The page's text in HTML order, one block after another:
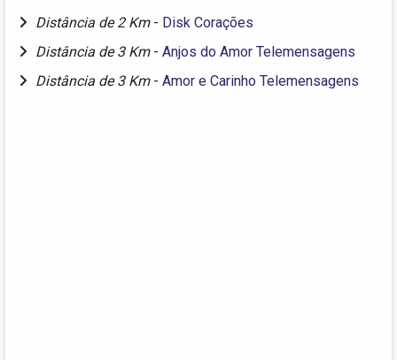
Distância de 2 Km - Disk Corações
Distância de 3 Km - Anjos do Amor Telemensagens
Distância de 3 Km - Amor e Carinho Telemensagens